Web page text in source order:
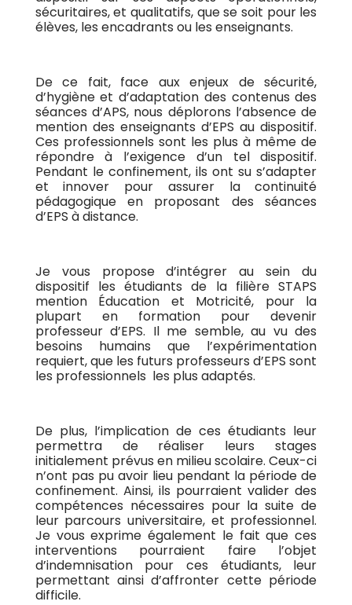
sécuritaires, et qualitatifs, que se soit pour les
élèves, les encadrants ou les enseignants.
De ce fait, face aux enjeux de sécurité,
d’hygiène et d’adaptation des contenus des
séances d’APS, nous déplorons l’absence de
mention des enseignants d’EPS au dispositif.
Ces professionnels sont les plus à même de
répondre à l’exigence d’un tel dispositif.
Pendant le confinement, ils ont su s’adapter
et innover pour assurer la continuité
pédagogique en proposant des séances
d’EPS à distance.
Je vous propose d’intégrer au sein du
dispositif les étudiants de la filière STAPS
mention Éducation et Motricité, pour la
plupart en formation pour devenir
professeur d’EPS. Il me semble, au vu des
besoins humains que l’expérimentation
requiert, que les futurs professeurs d’EPS sont
les professionnels les plus adaptés.
De plus, l’implication de ces étudiants leur
permettra de réaliser leurs stages
initialement prévus en milieu scolaire. Ceux-ci
n’ont pas pu avoir lieu pendant la période de
confinement. Ainsi, ils pourraient valider des
compétences nécessaires pour la suite de
leur parcours universitaire, et professionnel.
Je vous exprime également le fait que ces
interventions pourraient faire l’objet
d’indemnisation pour ces étudiants, leur
permettant ainsi d’affronter cette période
difficile.